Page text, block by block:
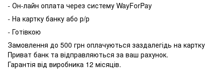
- Он-лайн оплата через систему WayForPay
- На картку банку або р/р
- Готівкою
Замовлення до 500 грн оплачуються заздалегідь на картку
Приват банк та відправляються за ваш рахунок.
Гарантія від виробника 12 місяців.